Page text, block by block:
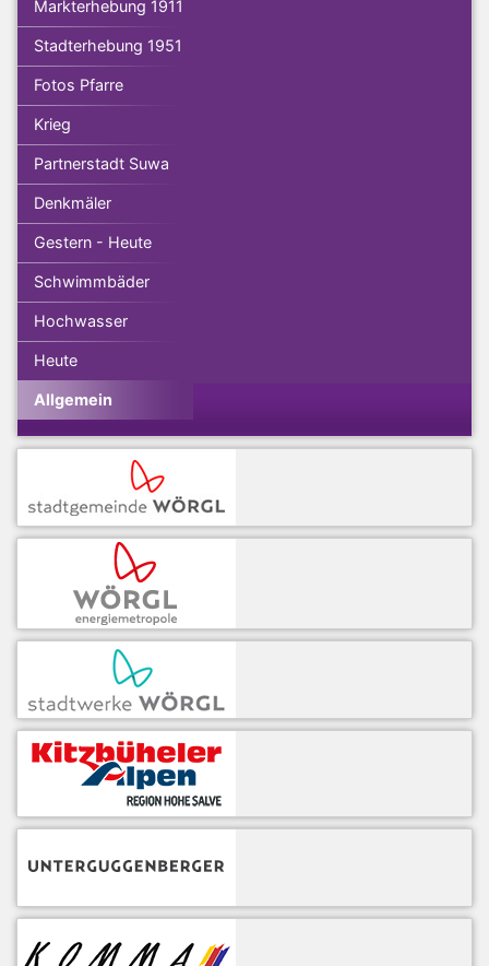
Markterhebung 1911
Stadterhebung 1951
Fotos Pfarre
Krieg
Partnerstadt Suwa
Denkmäler
Gestern - Heute
Schwimmbäder
Hochwasser
Heute
Allgemein